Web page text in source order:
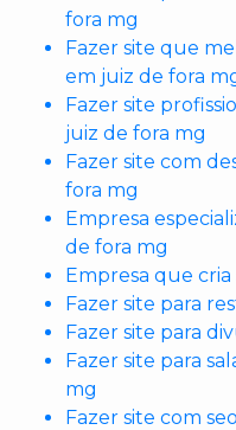
fora mg
Fazer site que
em juiz de fora
Fazer site
juiz de fora mg
Fazer site com
fora mg
Empresa
de fora mg
Empresa que
Fazer site para
Fazer site para
Fazer site para
mg
Fazer site com